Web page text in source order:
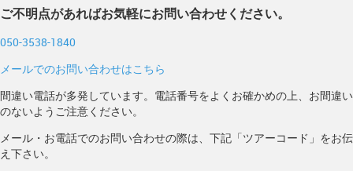
ご不明点があればお気軽にお問い合わせください。
050-3538-1840
メールでのお問い合わせはこちら
間違い電話が多発しています。電話番号をよくお確かめの上、お間違い
のないようご注意ください。
メール・お電話でのお問い合わせの際は、下記「ツアーコード」をお伝
え下さい。